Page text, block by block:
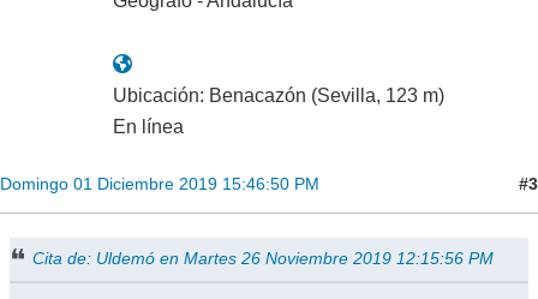
Ubicación: Benacazón (Sevilla, 123 m)
En línea
Domingo 01 Diciembre 2019 15:46:50 PM #3
Cita de: Uldemó en Martes 26 Noviembre 2019 12:15:56 PM